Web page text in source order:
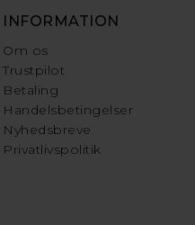
INFORMATION
Om os
Trustpilot
Betaling
Handelsbetingelser
Nyhedsbreve
Privatlivspolitik